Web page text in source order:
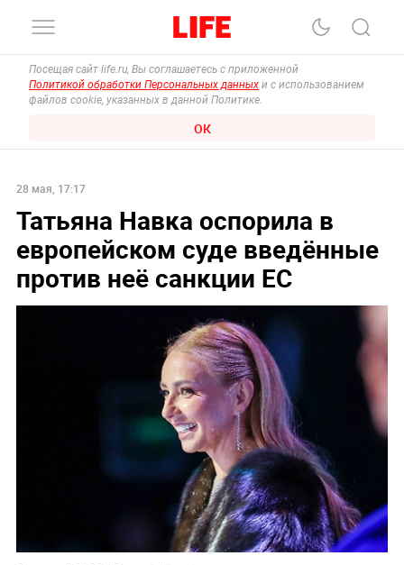
Посещая сайт life.ru, Вы соглашаетесь с приложенной
Политикой обработки Персональных данных и с использованием
файлов cookie, указанных в данной Политике.
ОК
28 мая, 17:17
Татьяна Навка оспорила в
европейском суде введённые
против неё санкции ЕС